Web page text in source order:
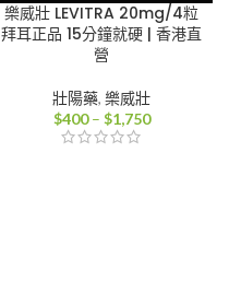
樂威壯 LEVITRA 20mg/4粒
拜耳正品 15分鐘就硬 | 香港直
營
壯陽藥, 樂威壯
$400 – $1,750價